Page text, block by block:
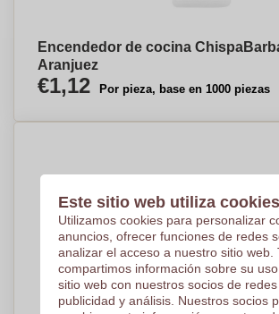
Encendedor de cocina
Aranjuez
€1,12 Por pieza, base en 1000 piezas
Este sitio web utiliza cookies
Utilizamos cookies para personalizar
anuncios, ofrecer funciones de redes
analizar el acceso a nuestro sitio web.
compartimos información sobre su
sitio web con nuestros socios de redes
publicidad y análisis. Nuestros socios